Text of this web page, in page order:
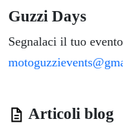
Guzzi Days
Segnalaci il tuo
Articoli blog